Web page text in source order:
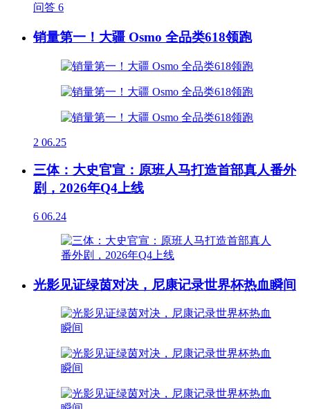
问答 6
销量第一！大疆 Osmo 全品类618领跑
2 06.25
三体：大史官宣：原班人马打造首部真人番外
剧，2026年Q4上线
6 06.24
光影见证绿茵对决，尼康记录世界杯热血瞬间